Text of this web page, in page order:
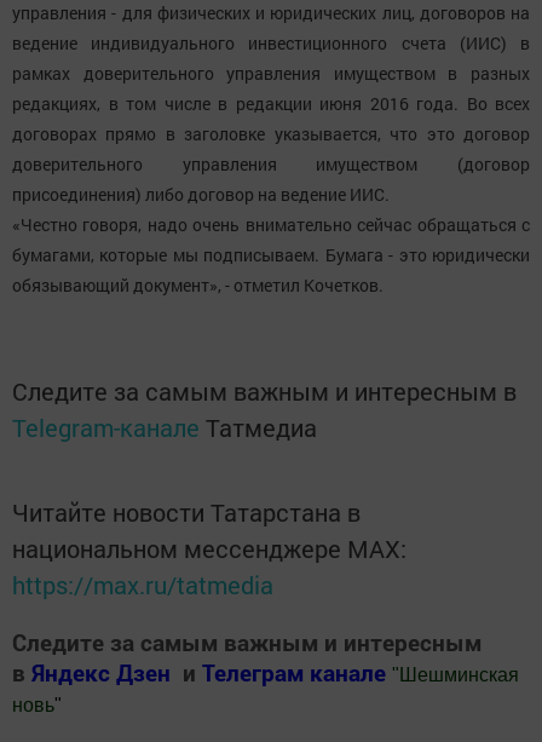
управления - для физических и юридических лиц, договоров на
ведение индивидуального инвестиционного счета (ИИС) в
рамках доверительного управления имуществом в разных
редакциях, в том числе в редакции июня 2016 года. Во всех
договорах прямо в заголовке указывается, что это договор
доверительного управления имуществом (договор
присоединения) либо договор на ведение ИИС.
«Честно говоря, надо очень внимательно сейчас обращаться с
бумагами, которые мы подписываем. Бумага - это юридически
обязывающий документ», - отметил Кочетков.
Следите за самым важным и интересным в
Telegram-канале Татмедиа
Читайте новости Татарстана в
национальном мессенджере MАХ:
https://max.ru/tatmedia
Следите за самым важным и интересным
в Яндекс Дзен и Телеграм канале " Шешминская
новь"